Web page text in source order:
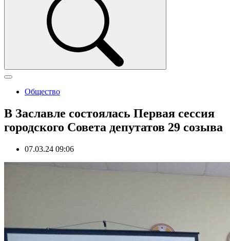
Общество
В Заславле состоялась Первая сессия
городского Совета депутатов 29 созыва
07.03.24 09:06